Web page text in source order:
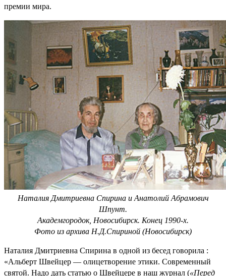
премии мира.
Наталия Дмитриевна Спирина и Анатолий Абрамович
Шпунт.
Академгородок, Новосибирск. Конец 1990-х.
Фото из архива Н.Д.Спириной (Новосибирск)
Наталия Дмитриевна Спирина в одной из бесед говорила :
«Альберт Швейцер — олицетворение этики. Современный
святой. Надо дать статью о Швейцере в наш журнал («Перед